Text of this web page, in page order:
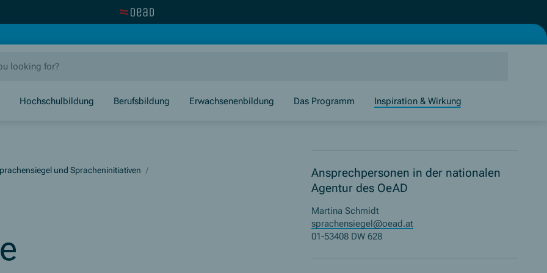
Hochschulbildung Berufsbildung Erwachsenenbildung Das Programm Inspiration & Wirkung
und Spracheninitiativen /
Ansprechpersonen in der nationalen
Agentur des OeAD
Martina Schmidt
sprachensiegel@oead.at
01-53408 DW 628